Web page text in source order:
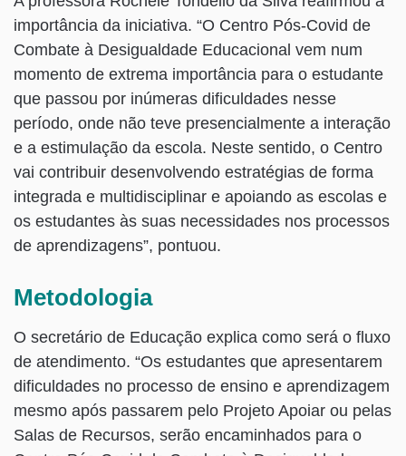
importância da iniciativa. “O Centro Pós-Covid de
Combate à Desigualdade Educacional vem num
momento de extrema importância para o estudante
que passou por inúmeras dificuldades nesse
período, onde não teve presencialmente a interação
e a estimulação da escola. Neste sentido, o Centro
vai contribuir desenvolvendo estratégias de forma
integrada e multidisciplinar e apoiando as escolas e
os estudantes às suas necessidades nos processos
de aprendizagens”, pontuou.
Metodologia
O secretário de Educação explica como será o fluxo
de atendimento. “Os estudantes que apresentarem
dificuldades no processo de ensino e aprendizagem
mesmo após passarem pelo Projeto Apoiar ou pelas
Salas de Recursos, serão encaminhados para o